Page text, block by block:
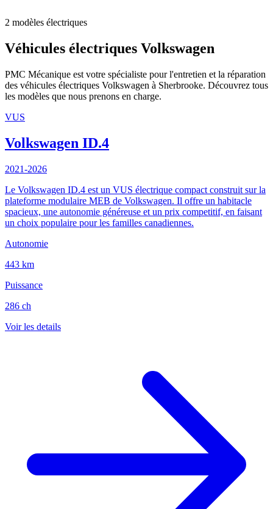
2 modèles électriques
Véhicules électriques Volkswagen
PMC Mécanique est votre spécialiste pour l'entretien et la réparation
des véhicules électriques Volkswagen à Sherbrooke. Découvrez tous
les modèles que nous prenons en charge.
VUS
Volkswagen ID.4
2021-2026
Le Volkswagen ID.4 est un VUS électrique compact construit sur la
plateforme modulaire MEB de Volkswagen. Il offre un habitacle
spacieux, une autonomie généreuse et un prix competitif, en faisant
un choix populaire pour les familles canadiennes.
Autonomie
443 km
Puissance
286 ch
Voir les details